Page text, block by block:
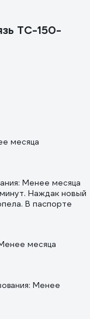
ТС-150-
месяца
Менее месяца
Наждак новый
В паспорте
месяца
Менее